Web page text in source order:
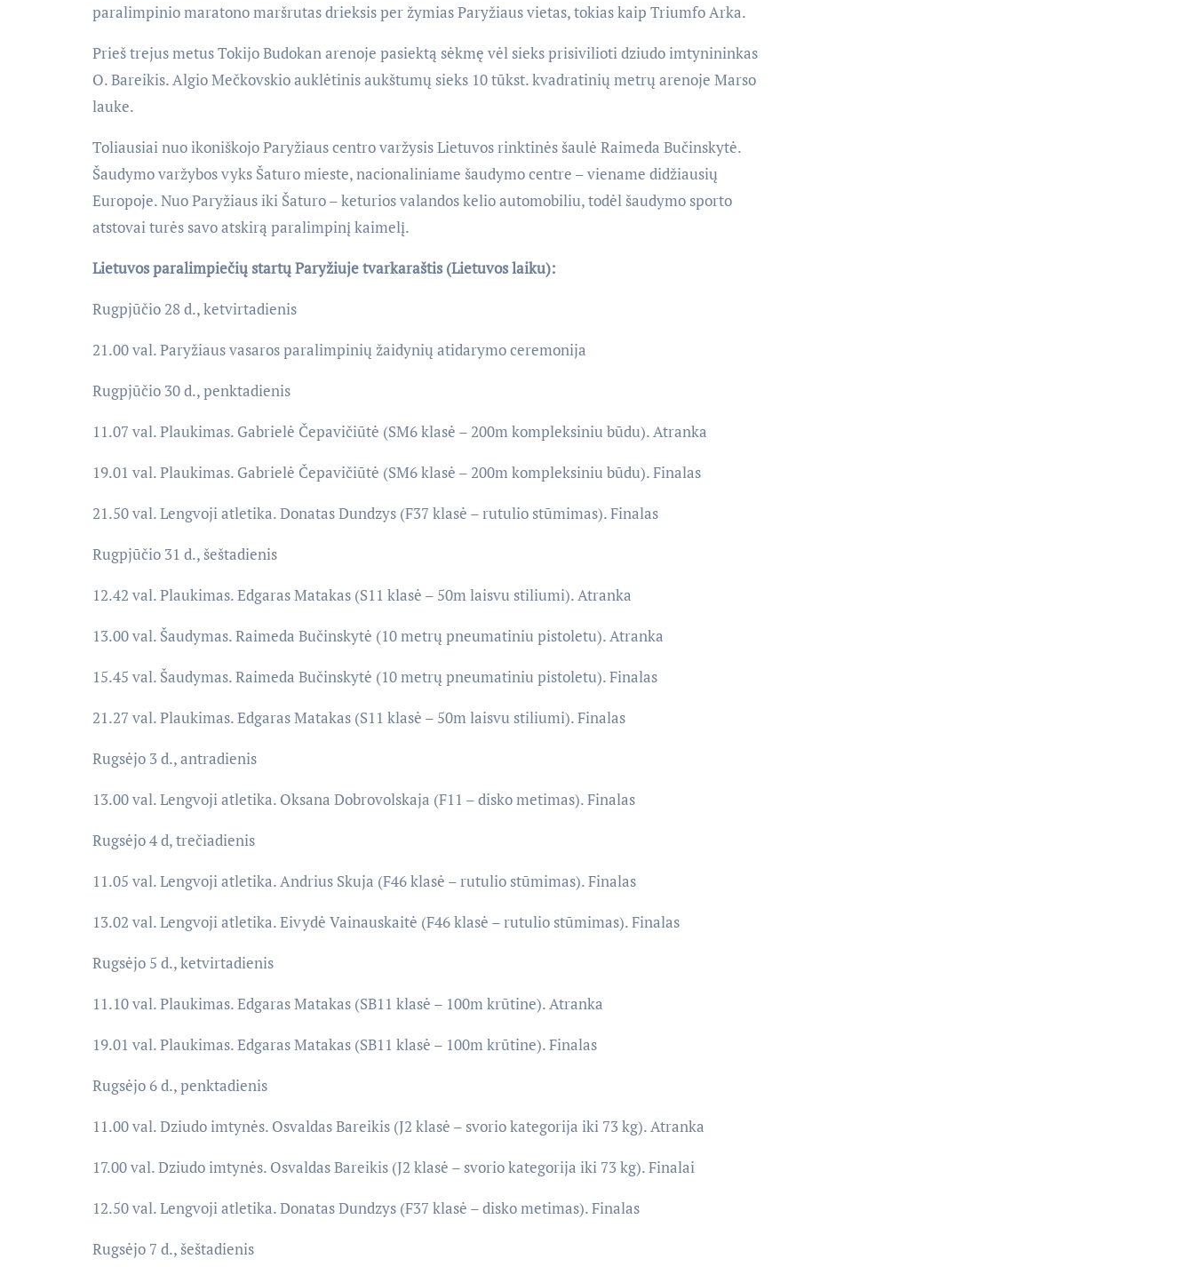
paralimpinio maratono maršrutas drieksis per žymias Paryžiaus vietas, tokias kaip Triumfo Arka.
Prieš trejus metus Tokijo Budokan arenoje pasiektą sėkmę vėl sieks prisivilioti dziudo imtynininkas
O. Bareikis. Algio Mečkovskio auklėtinis aukštumų sieks 10 tūkst. kvadratinių metrų arenoje Marso
lauke.
Toliausiai nuo ikoniškojo Paryžiaus centro varžysis Lietuvos rinktinės šaulė Raimeda Bučinskytė.
Šaudymo varžybos vyks Šaturo mieste, nacionaliniame šaudymo centre – viename didžiausių
Europoje. Nuo Paryžiaus iki Šaturo – keturios valandos kelio automobiliu, todėl šaudymo sporto
atstovai turės savo atskirą paralimpinį kaimelį.
Lietuvos paralimpiečių startų Paryžiuje tvarkaraštis (Lietuvos laiku):
Rugpjūčio 28 d., ketvirtadienis
21.00 val. Paryžiaus vasaros paralimpinių žaidynių atidarymo ceremonija
Rugpjūčio 30 d., penktadienis
11.07 val. Plaukimas. Gabrielė Čepavičiūtė (SM6 klasė – 200m kompleksiniu būdu). Atranka
19.01 val. Plaukimas. Gabrielė Čepavičiūtė (SM6 klasė – 200m kompleksiniu būdu). Finalas
21.50 val. Lengvoji atletika. Donatas Dundzys (F37 klasė – rutulio stūmimas). Finalas
Rugpjūčio 31 d., šeštadienis
12.42 val. Plaukimas. Edgaras Matakas (S11 klasė – 50m laisvu stiliumi). Atranka
13.00 val. Šaudymas. Raimeda Bučinskytė (10 metrų pneumatiniu pistoletu). Atranka
15.45 val. Šaudymas. Raimeda Bučinskytė (10 metrų pneumatiniu pistoletu). Finalas
21.27 val. Plaukimas. Edgaras Matakas (S11 klasė – 50m laisvu stiliumi). Finalas
Rugsėjo 3 d., antradienis
13.00 val. Lengvoji atletika. Oksana Dobrovolskaja (F11 – disko metimas). Finalas
Rugsėjo 4 d, trečiadienis
11.05 val. Lengvoji atletika. Andrius Skuja (F46 klasė – rutulio stūmimas). Finalas
13.02 val. Lengvoji atletika. Eivydė Vainauskaitė (F46 klasė – rutulio stūmimas). Finalas
Rugsėjo 5 d., ketvirtadienis
11.10 val. Plaukimas. Edgaras Matakas (SB11 klasė – 100m krūtine). Atranka
19.01 val. Plaukimas. Edgaras Matakas (SB11 klasė – 100m krūtine). Finalas
Rugsėjo 6 d., penktadienis
11.00 val. Dziudo imtynės. Osvaldas Bareikis (J2 klasė – svorio kategorija iki 73 kg). Atranka
17.00 val. Dziudo imtynės. Osvaldas Bareikis (J2 klasė – svorio kategorija iki 73 kg). Finalai
12.50 val. Lengvoji atletika. Donatas Dundzys (F37 klasė – disko metimas). Finalas
Rugsėjo 7 d., šeštadienis